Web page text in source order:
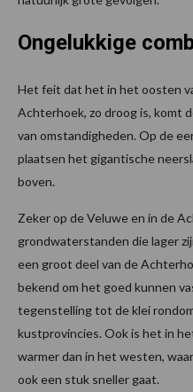
Ongelukkige
Het feit dat het in het oosten
Achterhoek, zo droog is, komt
van omstandigheden. Op de
plaatsen het gigantische
boven.
Zeker op de Veluwe en in de
grondwaterstanden die lager
een groot deel van de
bekend om het goed kunnen
tegenstelling tot de klei
kustprovincies. Ook is het in
warmer dan in het westen,
ook een stuk sneller gaat.